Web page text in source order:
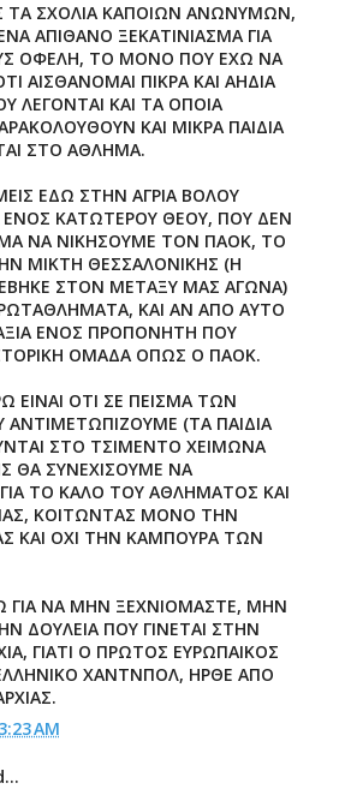
ΤΑ ΣΧΟΛΙΑ ΚΑΠΟΙΩΝ ΑΝΩΝΥΜΩΝ,
ΑΠΙΘΑΝΟ ΞΕΚΑΤΙΝΙΑΣΜΑ ΓΙΑ
ΟΦΕΛΗ, ΤΟ ΜΟΝΟ ΠΟΥ ΕΧΩ ΝΑ
ΑΙΣΘΑΝΟΜΑΙ ΠΙΚΡΑ ΚΑΙ ΑΗΔΙΑ
ΛΕΓΟΝΤΑΙ ΚΑΙ ΤΑ ΟΠΟΙΑ
ΚΑΙ ΜΙΚΡΑ ΠΑΙΔΙΑ
ΣΤΟ ΑΘΛΗΜΑ.
ΕΔΩ ΣΤΗΝ ΑΓΡΙΑ ΒΟΛΟΥ
ΕΝΟΣ ΚΑΤΩΤΕΡΟΥ ΘΕΟΥ, ΠΟΥ ΔΕΝ
ΝΑ ΝΙΚΗΣΟΥΜΕ ΤΟΝ ΠΑΟΚ, ΤΟ
ΜΙΚΤΗ ΘΕΣΣΑΛΟΝΙΚΗΣ (Η
ΣΤΟΝ ΜΕΤΑΞΥ ΜΑΣ ΑΓΩΝΑ)
ΚΑΙ ΑΝ ΑΠΟ ΑΥΤΟ
ΑΞΙΑ ΕΝΟΣ ΠΡΟΠΟΝΗΤΗ ΠΟΥ
ΟΜΑΔΑ ΟΠΩΣ Ο ΠΑΟΚ.
ΕΙΝΑΙ ΟΤΙ ΣΕ ΠΕΙΣΜΑ ΤΩΝ
(ΤΑ ΠΑΙΔΙΑ
ΣΤΟ ΤΣΙΜΕΝΤΟ ΧΕΙΜΩΝΑ
ΘΑ ΣΥΝΕΧΙΣΟΥΜΕ ΝΑ
ΤΟ ΚΑΛΟ ΤΟΥ ΑΘΛΗΜΑΤΟΣ ΚΑΙ
ΚΟΙΤΩΝΤΑΣ ΜΟΝΟ ΤΗΝ
ΚΑΙ ΟΧΙ ΤΗΝ ΚΑΜΠΟΥΡΑ ΤΩΝ
ΓΙΑ ΝΑ ΜΗΝ ΞΕΧΝΙΟΜΑΣΤΕ, ΜΗΝ
ΔΟΥΛΕΙΑ ΠΟΥ ΓΙΝΕΤΑΙ ΣΤΗΝ
ΓΙΑΤΙ Ο ΠΡΩΤΟΣ ΕΥΡΩΠΑΙΚΟΣ
ΧΑΝΤΝΠΟΛ, ΗΡΘΕ ΑΠΟ
AM